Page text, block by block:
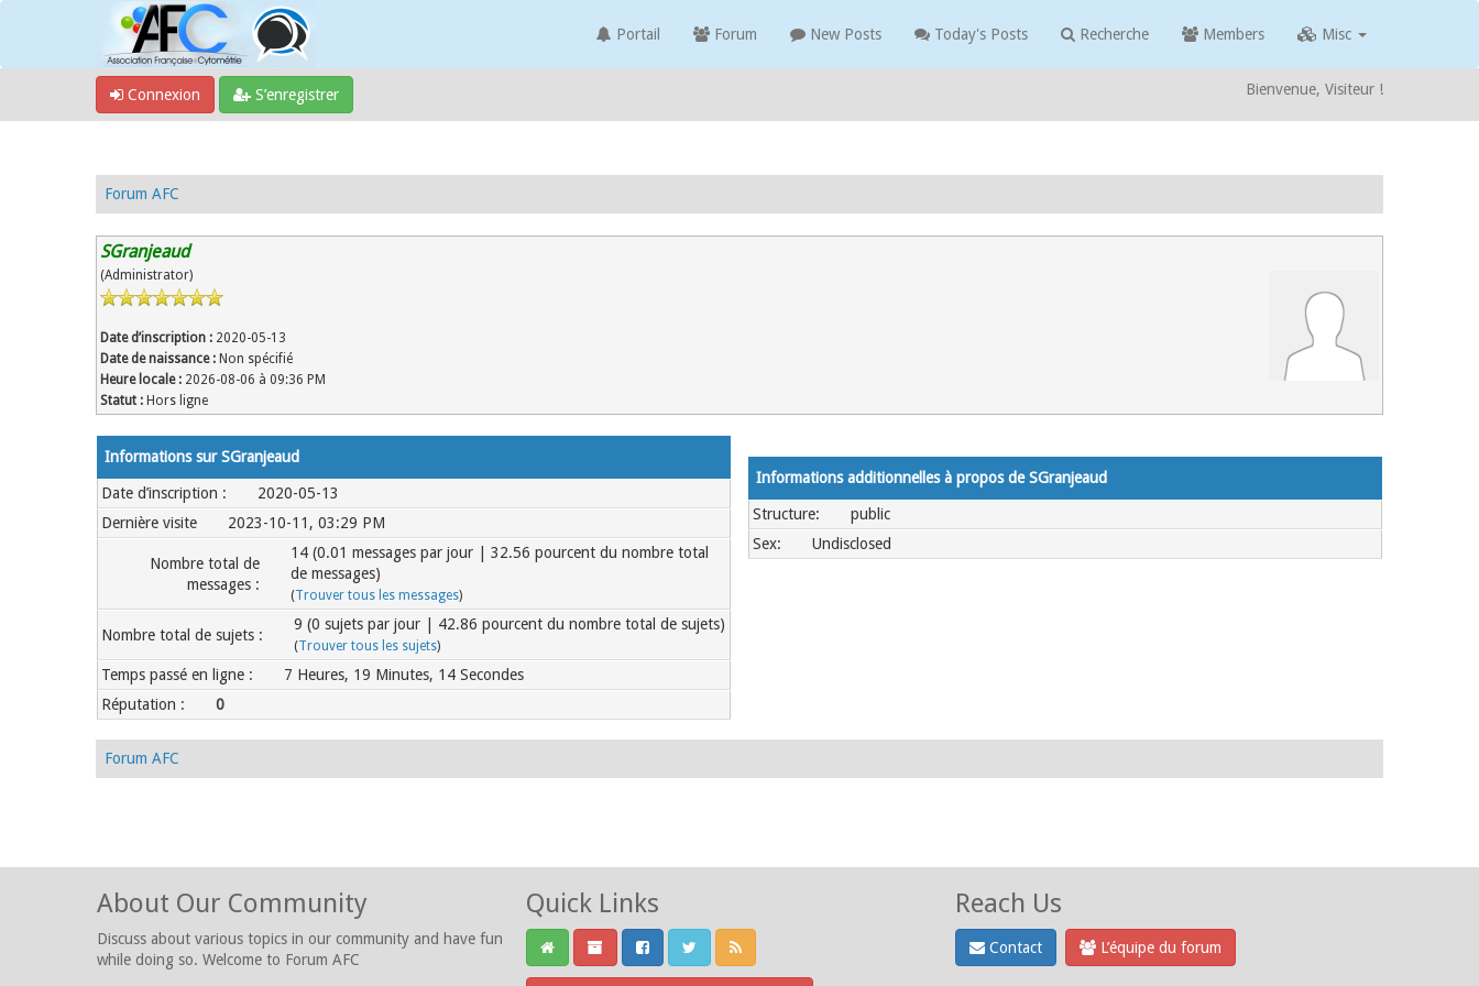
Portail Forum New Posts Today's Posts Recherche Members Misc
Connexion S’enregistrer Bienvenue, Visiteur !
Forum AFC
SGranjeaud
(Administrator)
Date d’inscription : 2020-05-13
Date de naissance : Non spécifié
Heure locale : 2026-08-06 à 09:36 PM
Statut : Hors ligne
Informations sur SGranjeaud
Date d’inscription :
2020-05-13
Dernière visite
2023-10-11, 03:29 PM
Nombre total de
messages :
14 (0.01 messages par jour | 32.56 pourcent du nombre total
de messages)
(Trouver tous les messages)
Nombre total de sujets :
9 (0 sujets par jour | 42.86 pourcent du nombre total de sujets)
(Trouver tous les sujets)
Temps passé en ligne :
7 Heures, 19 Minutes, 14 Secondes
Réputation :
0
Informations additionnelles à propos de SGranjeaud
Structure:
public
Sex:
Undisclosed
Forum AFC
About Our Community
Discuss about various topics in our community and have fun
while doing so. Welcome to Forum AFC
Quick Links Reach Us
Contact L’équipe du forum